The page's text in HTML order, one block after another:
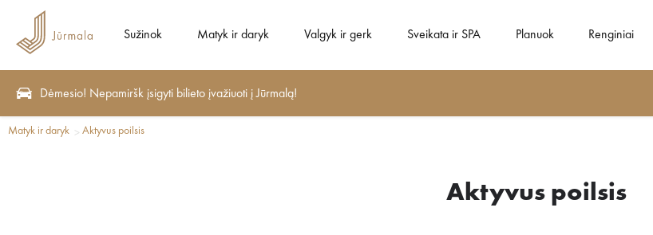
Sužinok Matyk ir daryk Valgyk ir gerk Sveikata ir SPA Planuok Renginiai
Dėmesio! Nepamiršk įsigyti bilieto įvažiuoti į Jūrmalą!
Matyk ir daryk Aktyvus poilsis
Aktyvus poilsis